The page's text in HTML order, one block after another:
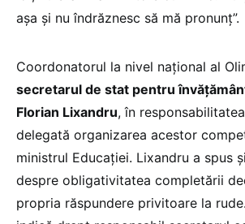
așa și nu îndrăznesc să mă pronunț”.
Coordonatorul la nivel național al
secretarul de stat pentru
Florian Lixandru, în
delegată organizarea acestor
ministrul Educației. Lixandru a spus
despre obligativitatea completării
propria răspundere privitoare la